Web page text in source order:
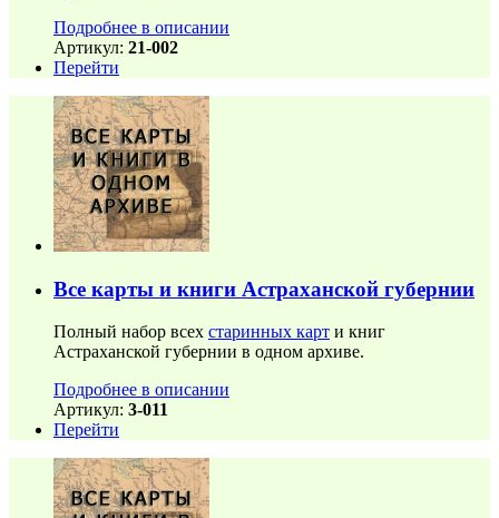
Подробнее в описании
Артикул: 21-002
Перейти
Все карты и книги Астраханской губернии
Полный набор всех старинных карт и книг
Астраханской губернии в одном архиве.
Подробнее в описании
Артикул: 3-011
Перейти